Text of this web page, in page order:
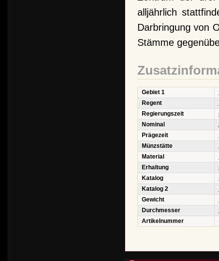
alljährlich
Darbringung von
Stämme
Gebiet 1
Regent
Regierungszeit
Nominal
Prägezeit
Münzstätte
Material
Erhaltung
Katalog
Katalog 2
Gewicht
Durchmesser
Artikelnummer